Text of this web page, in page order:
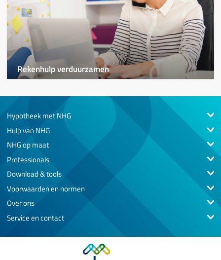
Rekenhulp verduurzamen
Hypotheek met NHG
Hulp van NHG
NHG op maat
Professionals
Download & tools
Voorwaarden en normen
Over ons
Service en contact